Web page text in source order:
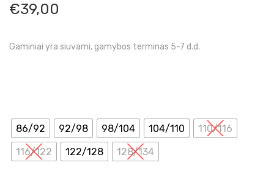
€39,00
Gaminiai yra siuvami, gamybos terminas 5-7 d.d.
86/92 92/98 98/104 104/110
110/116
116/122
122/128 128/134